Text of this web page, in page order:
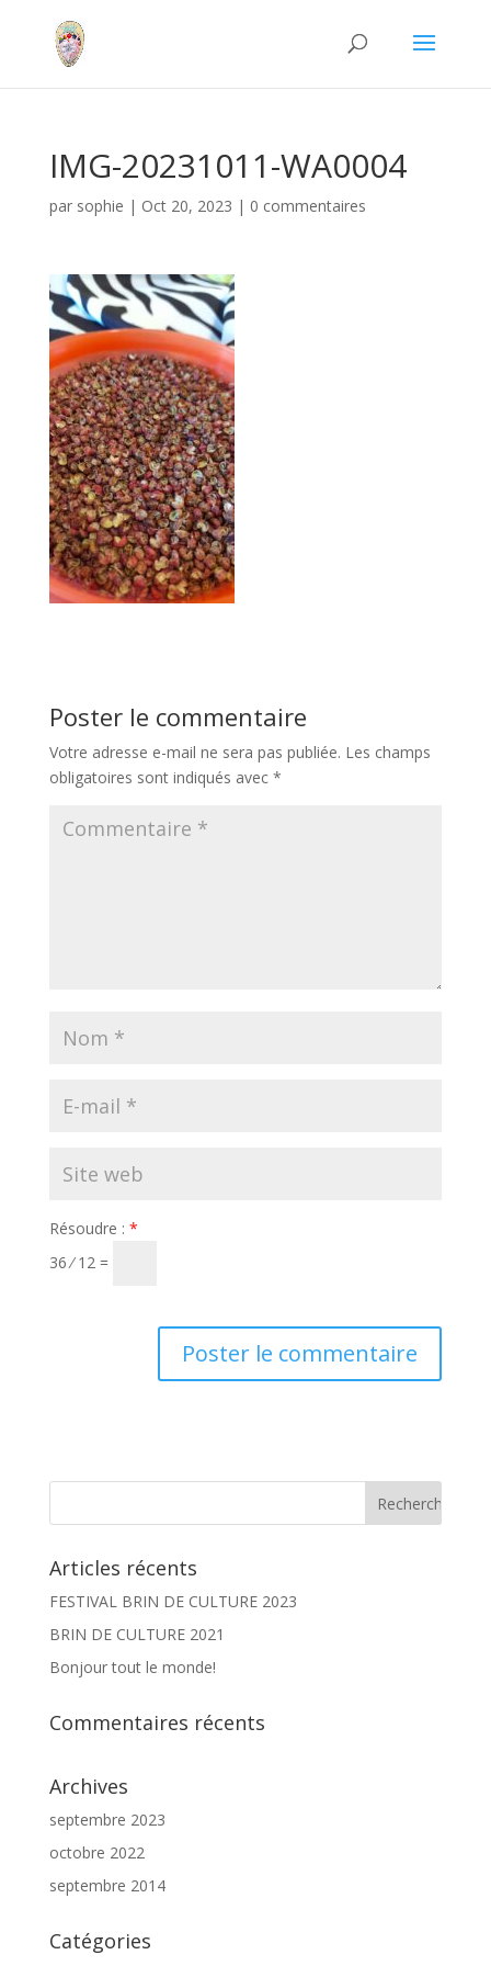
IMG-20231011-WA0004
par sophie | Oct 20, 2023 | 0 commentaires
Poster le commentaire
Votre adresse e-mail ne sera pas publiée. Les champs
obligatoires sont indiqués avec *
Résoudre : *
36 ⁄ 12 =
Articles récents
FESTIVAL BRIN DE CULTURE 2023
BRIN DE CULTURE 2021
Bonjour tout le monde!
Commentaires récents
Archives
septembre 2023
octobre 2022
septembre 2014
Catégories